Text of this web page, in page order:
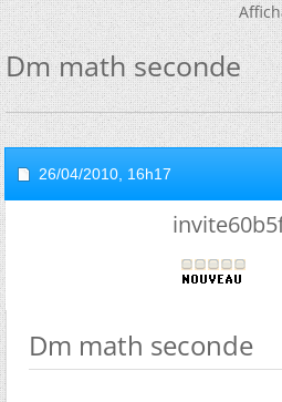
Dm math seconde
26/04/2010, 16h17
Dm math seconde